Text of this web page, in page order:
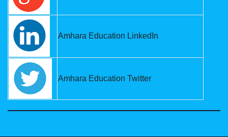
Amhara Education LinkedIn
Amhara Education Twitter